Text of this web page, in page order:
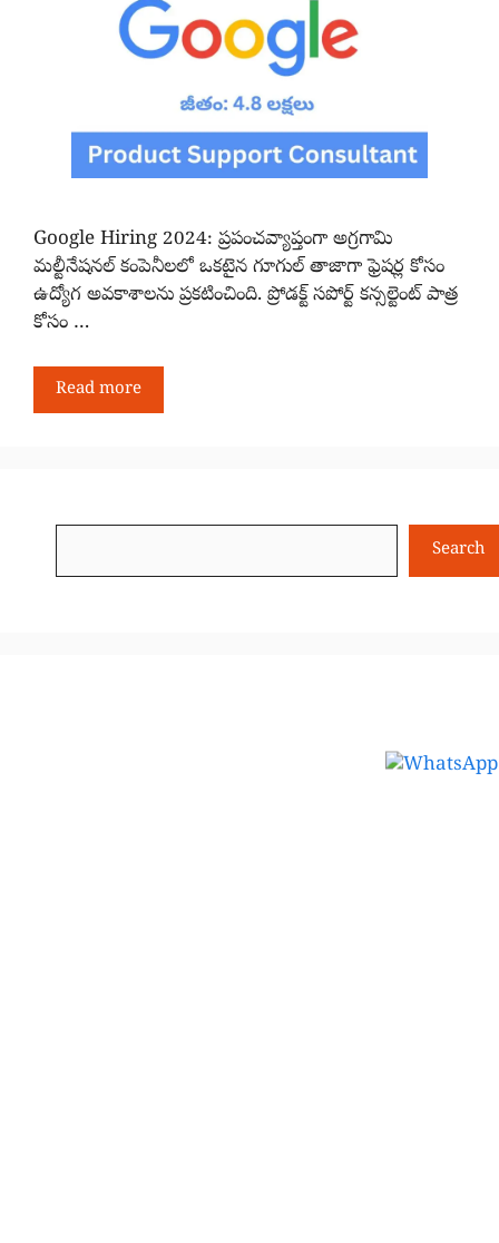
Google Hiring 2024: ప్రపంచవ్యాప్తంగా అగ్రగామి
మల్టీనేషనల్ కంపెనీలలో ఒకటైన గూగుల్ తాజాగా ఫ్రెషర్ల కోసం
ఉద్యోగ అవకాశాలను ప్రకటించింది. ప్రోడక్ట్ సపోర్ట్ కన్సల్టెంట్ పాత్ర
కోసం …
Read more
Search